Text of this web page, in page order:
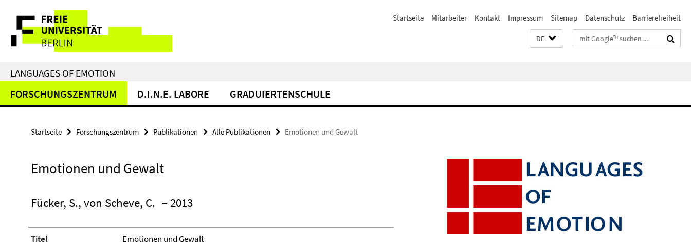
direkt
Inhalt
Service-
Navigation
Startseite Mitarbeiter Kontakt Impressum Sitemap Datenschutz Barrierefreiheit
DE Suchbegriffe
LANGUAGES OF EMOTION
FORSCHUNGSZENTRUM D.I.N.E. LABORE GRADUIERTENSCHULE
Startseite Forschungszentrum Publikationen Alle Publikationen Emotionen und Gewalt
Emotionen und Gewalt
Fücker, S., von Scheve, C. – 2013
Titel Emotionen und Gewalt